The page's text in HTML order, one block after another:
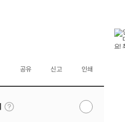
공유 신고 인쇄
툴
팁
알